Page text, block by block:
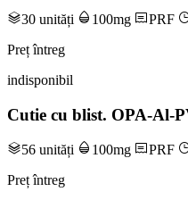
30 unități 100mg PRF
Preț întreg
indisponibil
Cutie cu blist. OPA-Al-
56 unități 100mg PRF
Preț întreg